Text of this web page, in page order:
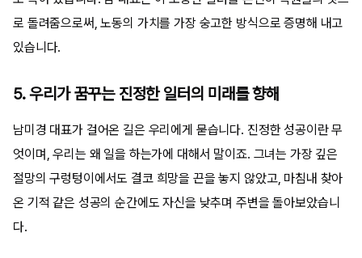
로 돌려줌으로써, 노동의 가치를 가장 숭고한 방식으로 증명해 내고
있습니다.
5. 우리가 꿈꾸는 진정한 일터의 미래를 향해
남미경 대표가 걸어온 길은 우리에게 묻습니다. 진정한 성공이란 무
엇이며, 우리는 왜 일을 하는가에 대해서 말이죠. 그녀는 가장 깊은
절망의 구렁텅이에서도 결코 희망을 끈을 놓지 않았고, 마침내 찾아
온 기적 같은 성공의 순간에도 자신을 낮추며 주변을 돌아보았습니
다.